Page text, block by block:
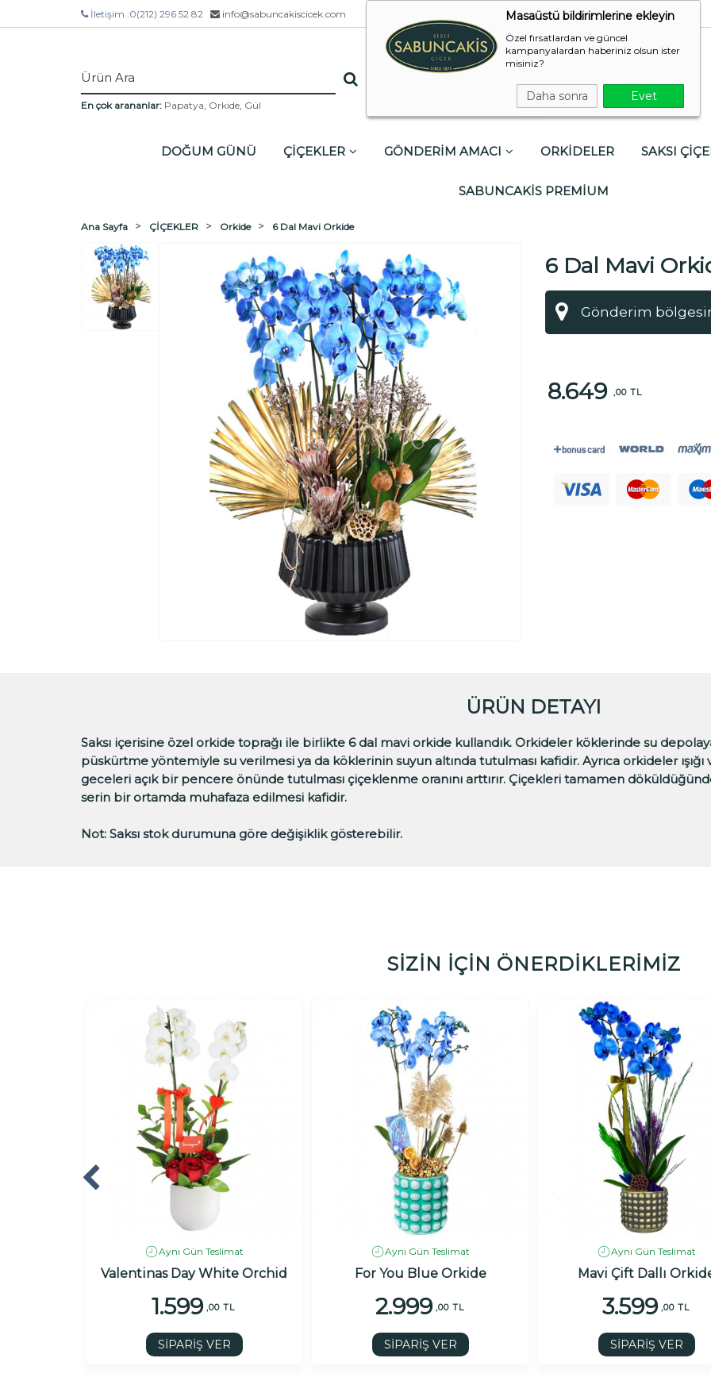
Masaüstü bildirimlerine ekleyin
Özel fırsatlardan ve güncel
kampanyalardan haberiniz olsun ister
misiniz?
Daha sonra Evet
İletişim :0(212) 296 52 82 info@sabuncakiscicek.com
En çok arananlar: Papatya, Orkide, Gül
DOĞUM GÜNÜ ÇİÇEKLER GÖNDERİM AMACI ORKİDELER SAKSI
SABUNCAKİS PREMİUM
Ana Sayfa ÇİÇEKLER Orkide 6 Dal Mavi Orkide
6 Dal Mavi
8.649 ,00 TL
ÜRÜN DETAYI
Saksı içerisine özel orkide toprağı ile birlikte 6 dal mavi orkide kullandık. Orkideler köklerinde su
püskürtme yöntemiyle su verilmesi ya da köklerinin suyun altında tutulması kafidir. Ayrıca orkideler
geceleri açık bir pencere önünde tutulması çiçeklenme oranını arttırır. Çiçekleri tamamen
serin bir ortamda muhafaza edilmesi kafidir.
Not: Saksı stok durumuna göre değişiklik gösterebilir.
SİZİN İÇİN ÖNERDİKLERİMİZ
Aynı Gün Teslimat
Valentinas Day White Orchid
1.599 ,00 TL
SİPARİŞ VER
Aynı Gün Teslimat
For You Blue Orkide
2.999 ,00 TL
SİPARİŞ VER
Aynı Gün Teslimat
Mavi Çift Dallı
3.599 ,00 TL
SİPARİŞ VER